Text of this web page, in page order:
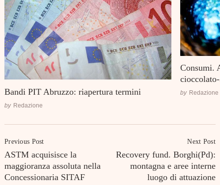
Bandi PIT Abruzzo: riapertura termini
by Redazione
Consumi.
by Redazione
Navigation
Previous Post
ASTM acquisisce la
maggioranza assoluta nella
Concessionaria SITAF
Next Post
Recovery fund. Borghi(Pd):
montagna e aree interne
luogo di attuazione